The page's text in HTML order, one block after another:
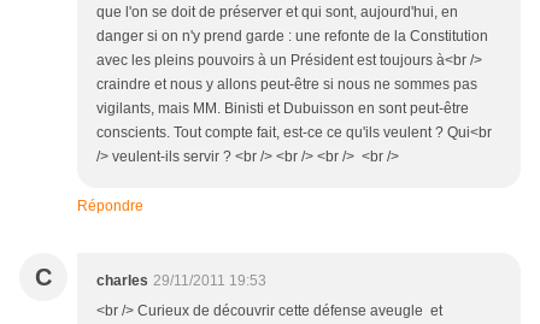
que l'on se doit de préserver et qui sont, aujourd'hui, en
danger si on n'y prend garde : une refonte de la Constitution
avec les pleins pouvoirs à un Président est toujours à<br />
craindre et nous y allons peut-être si nous ne sommes pas
vigilants, mais MM. Binisti et Dubuisson en sont peut-être
conscients. Tout compte fait, est-ce ce qu'ils veulent ? Qui<br
/> veulent-ils servir ? <br /> <br /> <br /> <br />
Répondre
C charles 29/11/2011 19:53
<br /> Curieux de découvrir cette défense aveugle et